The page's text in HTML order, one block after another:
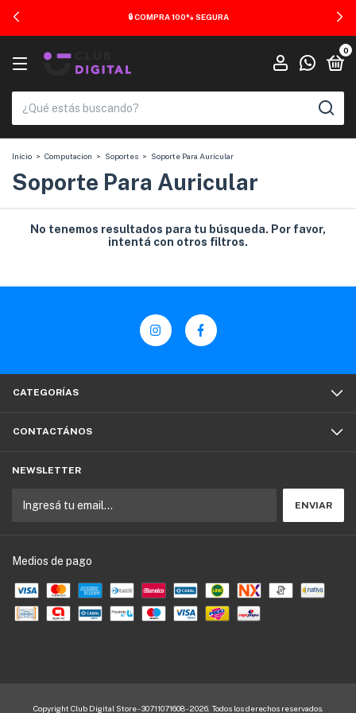
🔒 COMPRA 100% SEGURA
0
Inicio > Computacion > Soportes > Soporte Para Auricular
Soporte Para Auricular
No tenemos resultados para tu búsqueda. Por favor,
intentá con otros filtros.
CATEGORÍAS
CONTACTÁNOS
NEWSLETTER
Medios de pago
Copyright Club Digital Store - 30711071608 - 2026. Todos los derechos reservados.